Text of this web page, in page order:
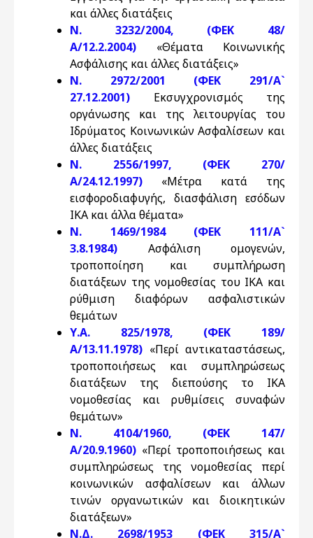
και άλλες διατάξεις
Ν. 3232/2004, (ΦΕΚ 48/
Α/12.2.2004) «Θέματα Κοινωνικής
Ασφάλισης και άλλες διατάξεις»
Ν. 2972/2001 (ΦΕΚ 291/Α`
27.12.2001) Εκσυγχρονισμός της
οργάνωσης και της λειτουργίας του
Ιδρύματος Κοινωνικών Ασφαλίσεων και
άλλες διατάξεις
Ν. 2556/1997, (ΦΕΚ 270/
Α/24.12.1997) «Μέτρα κατά της
εισφοροδιαφυγής, διασφάλιση εσόδων
ΙΚΑ και άλλα θέματα»
Ν. 1469/1984 (ΦΕΚ 111/Α`
3.8.1984) Ασφάλιση ομογενών,
τροποποίηση και συμπλήρωση
διατάξεων της νομοθεσίας του ΙΚΑ και
ρύθμιση διαφόρων ασφαλιστικών
θεμάτων
Υ.Α. 825/1978, (ΦΕΚ 189/
Α/13.11.1978) «Περί αντικαταστάσεως,
τροποποιήσεως και συμπληρώσεως
διατάξεων της διεπούσης το ΙΚΑ
νομοθεσίας και ρυθμίσεις συναφών
θεμάτων»
Ν. 4104/1960, (ΦΕΚ 147/
Α/20.9.1960) «Περί τροποποιήσεως και
συμπληρώσεως της νομοθεσίας περί
κοινωνικών ασφαλίσεων και άλλων
τινών οργανωτικών και διοικητικών
διατάξεων»
Ν.Δ. 2698/1953 (ΦΕΚ 315/Α`